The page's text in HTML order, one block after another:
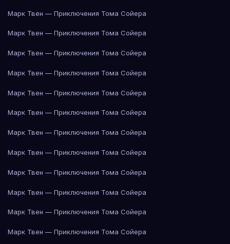
Марк Твен — Приключения Тома Сойера
Марк Твен — Приключения Тома Сойера
Марк Твен — Приключения Тома Сойера
Марк Твен — Приключения Тома Сойера
Марк Твен — Приключения Тома Сойера
Марк Твен — Приключения Тома Сойера
Марк Твен — Приключения Тома Сойера
Марк Твен — Приключения Тома Сойера
Марк Твен — Приключения Тома Сойера
Марк Твен — Приключения Тома Сойера
Марк Твен — Приключения Тома Сойера
Марк Твен — Приключения Тома Сойера